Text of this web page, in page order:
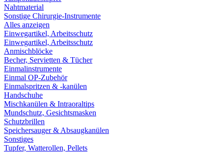
Nahtmaterial
Sonstige Chirurgie-Instrumente
Alles anzeigen
Einwegartikel, Arbeitsschutz
Einwegartikel, Arbeitsschutz
Anmischblöcke
Becher, Servietten & Tücher
Einmalinstrumente
Einmal OP-Zubehör
Einmalspritzen & -kanülen
Handschuhe
Mischkanülen & Intraoraltips
Mundschutz, Gesichtsmasken
Schutzbrillen
Speichersauger & Absaugkanülen
Sonstiges
Tupfer, Watterollen, Pellets